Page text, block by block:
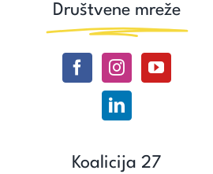
Društvene mreže
Koalicija 27